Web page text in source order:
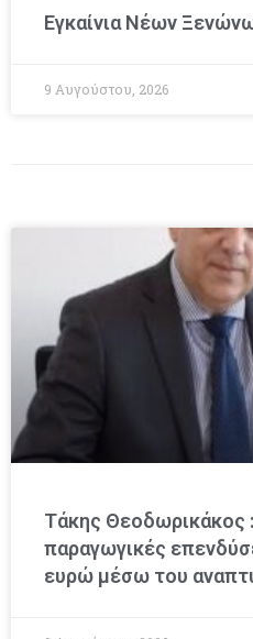
Εγκαίνια Νέων
9 Αυγούστου, 2026
Τάκης Θεοδωρικάκος
παραγωγικές
ευρώ μέσω του